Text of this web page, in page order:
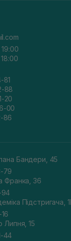
81
88
20
00
86
Бандери, 45
79
Франка, 36
94
Підстригача,
Липня, 15
44